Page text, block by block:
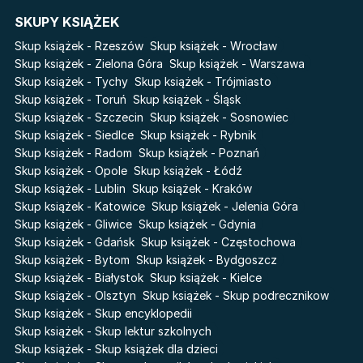
Pamiętniki Wampirów
Basia. Wielka księga.
Poznawaj świat z Basią
The Hazel Wood
Zmierzch
Faye
Katie Maguire
Liceum Freuda
Sherlock Holmes Society
Światy Pilipiuka
Cień od wschodu
Przebudzenie powietrza
Pieśń Lwicy
Akademia wampirów
Karneval
Baśń o złamanym sercu
Prosta zabawa
SKUPY KSIĄŻEK
Skup książek - Rzeszów Skup książek - Wrocław
Skup książek - Zielona Góra Skup książek - Warszawa
Skup książek - Tychy Skup książek - Trójmiasto
Skup książek - Toruń Skup książek - Śląsk
Skup książek - Szczecin Skup książek - Sosnowiec
Skup książek - Siedlce Skup książek - Rybnik
Skup książek - Radom Skup książek - Poznań
Skup książek - Opole Skup książek - Łódź
Skup książek - Lublin Skup książek - Kraków
Skup książek - Katowice Skup książek - Jelenia Góra
Skup książek - Gliwice Skup książek - Gdynia
Skup książek - Gdańsk Skup książek - Częstochowa
Skup książek - Bytom Skup książek - Bydgoszcz
Skup książek - Białystok Skup książek - Kielce
Skup książek - Olsztyn Skup książek - Skup podrecznikow
Skup książek - Skup encyklopedii
Skup książek - Skup lektur szkolnych
Skup książek - Skup książek dla dzieci